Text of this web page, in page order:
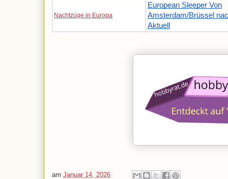
Nachtzüge in Europa
European Sleeper Von
Amsterdam/Brüssel
Aktuell
am Januar 14, 2026